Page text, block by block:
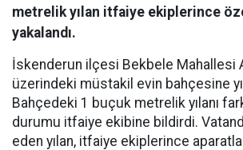
metrelik yılan itfaiye ekiplerince
yakalandı.
İskenderun ilçesi Bekbele Mahallesi
üzerindeki müstakil evin bahçesine
Bahçedeki 1 buçuk metrelik yılanı
durumu itfaiye ekibine bildirdi.
eden yılan, itfaiye ekiplerince aparatla